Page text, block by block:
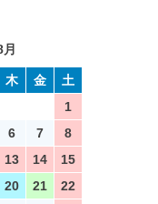
木 金
土
1
6 7
8
13 14
15
20 21
22